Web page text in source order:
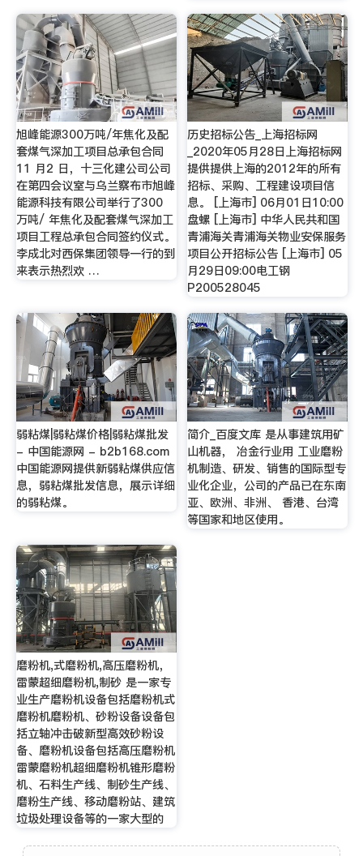
旭峰能源300万吨/年焦化及配
套煤气深加工项目总承包合同
11 月2 日，十三化建公司公司
在第四会议室与乌兰察布市旭峰
能源科技有限公司举行了300
万吨/ 年焦化及配套煤气深加工
项目工程总承包合同签约仪式。
李成北对西保集团领导一行的到
来表示热烈欢 …
历史招标公告_上海招标网
_2020年05月28日上海招标网
提供提供上海的2012年的所有
招标、采购、工程建设项目信
息。 [上海市] 06月01日10:00
盘螺 [上海市] 中华人民共和国
青浦海关青浦海关物业安保服务
项目公开招标公告 [上海市] 05
月29日09:00电工钢
P200528045
弱粘煤|弱粘煤价格|弱粘煤批发
- 中国能源网 - b2b168.com
中国能源网提供新弱粘煤供应信
息，弱粘煤批发信息，展示详细
的弱粘煤。
简介_百度文库 是从事建筑用矿
山机器， 冶金行业用 工业磨粉
机制造、研发、销售的国际型专
业化企业，公司的产品已在东南
亚、欧洲、非洲、 香港、台湾
等国家和地区使用。
磨粉机,式磨粉机,高压磨粉机，
雷蒙超细磨粉机,制砂 是一家专
业生产磨粉机设备包括磨粉机式
磨粉机磨粉机、砂粉设备设备包
括立轴冲击破新型高效砂粉设
备、磨粉机设备包括高压磨粉机
雷蒙磨粉机超细磨粉机锥形磨粉
机、石料生产线、制砂生产线、
磨粉生产线、移动磨粉站、建筑
垃圾处理设备等的一家大型的